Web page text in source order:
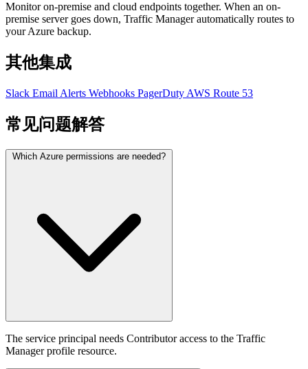
Monitor on-premise and cloud endpoints together. When an on-
premise server goes down, Traffic Manager automatically routes to
your Azure backup.
其他集成
Slack Email Alerts Webhooks PagerDuty AWS Route 53
常见问题解答
Which Azure permissions are needed?
The service principal needs Contributor access to the Traffic
Manager profile resource.